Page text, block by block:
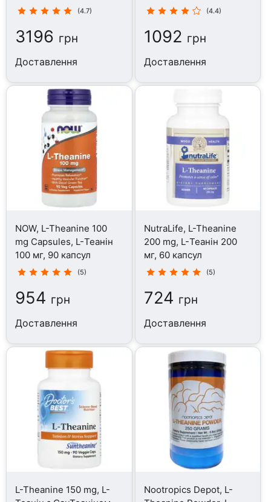
(4.7)
3196 грн
Доставлення
капсул
(4.4)
1092 грн
Доставлення
NOW, L-Theanine 100
mg Capsules, L-Теанін
100 мг, 90 капсул
(5)
954 грн
Доставлення
NutraLife, L-Theanine
200 mg, L-Теанін 200
мг, 60 капсул
(5)
724 грн
Доставлення
L-Theanine 150 mg, L-
Nootropics Depot, L-